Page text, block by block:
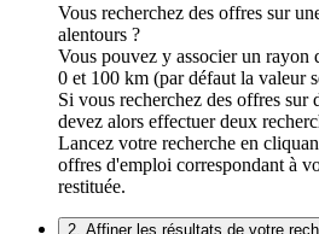
Vous recherchez des offres sur
alentours ?
Vous pouvez y associer un rayon
0 et 100 km (par défaut la valeur
Si vous recherchez des offres sur
devez alors effectuer deux
Lancez votre recherche en
offres d'emploi correspondant à
restituée.
2. Affiner les résultats de votre